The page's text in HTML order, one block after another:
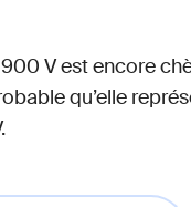
V est encore
qu’elle